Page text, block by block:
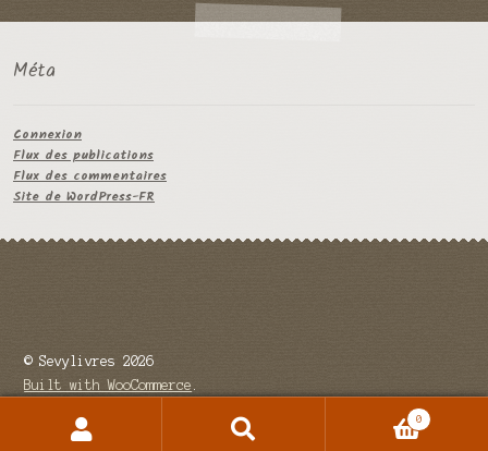
Méta
Connexion
Flux des publications
Flux des commentaires
Site de WordPress-FR
© Sevylivres 2026
Built with WooCommerce
Recherche
0